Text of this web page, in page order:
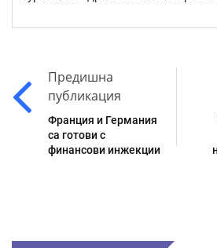
Предишна
публикация
Франция и Германия
са готови с
финансови инжекции